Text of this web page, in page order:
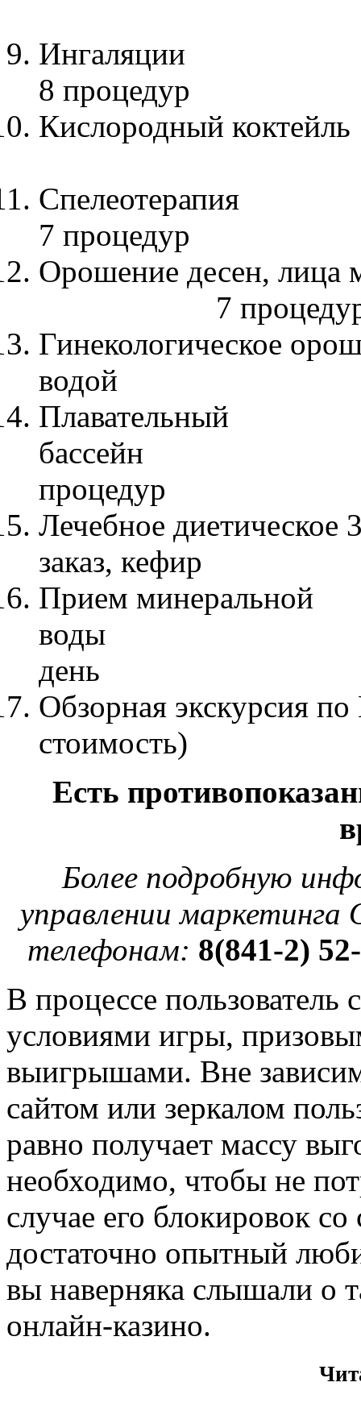
8 процедур
Кислородный
7 процедур
Орошение десен,
7
Гинекологическое
водой 7
Плавательный
процедур
Лечебное диетическое
заказ, кефир
Прием минеральной
воды
день
Обзорная экскурсия
стоимость)
Есть
Более подробную
управлении маркетинга
телефонам: 8(841-2)
В процессе пользователь
условиями игры,
выигрышами. Вне
сайтом или зеркалом
равно получает массу
необходимо, чтобы не
случае его блокировок
достаточно опытный
вы наверняка слышали о
онлайн-казино.